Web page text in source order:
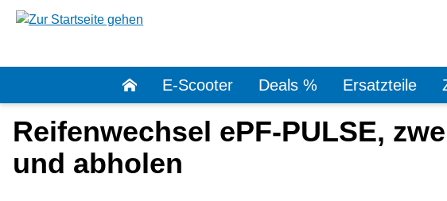
Zur Hauptnavigation springen
E-Scooter Deals % Ersatzteile
Reifenwechsel ePF-PULSE,
und abholen